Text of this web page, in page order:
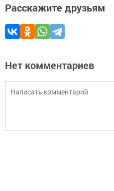
Расскажите друзьям
Нет комментариев